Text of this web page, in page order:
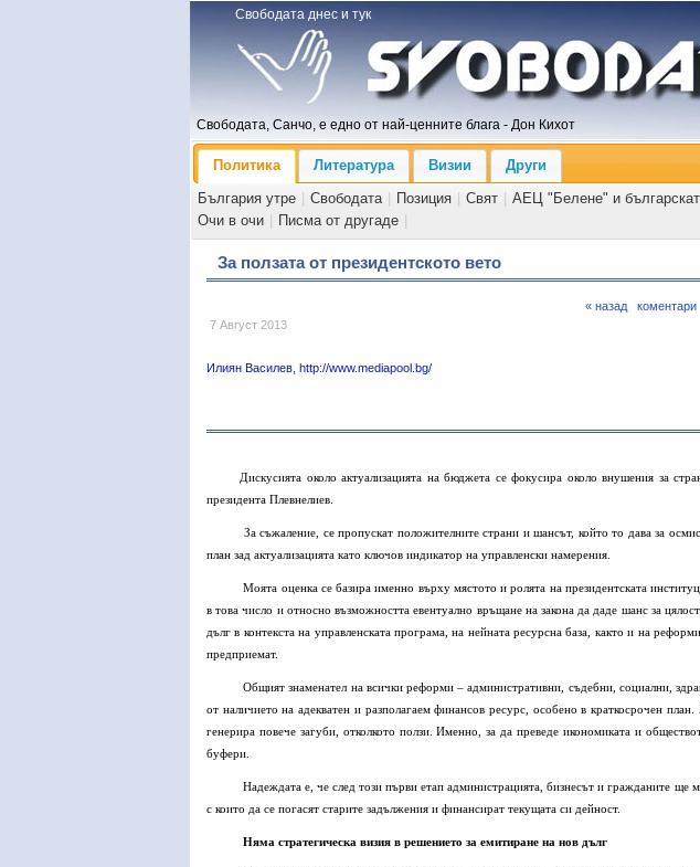
Свободата днес и тук
Свободата, Санчо, е едно от най-ценните блага - Дон Кихот
Политика Литература Визии
Други
България утре
Свободата Позиция Свят АЕЦ "Белене" и
Очи в очи
Писма от другаде
За ползата от президентското вето
7 Август 2013
« назад коментари
Илиян Василев, http://www.mediapool.bg/
Дискусията около актуализацията на бюджета се фокусира около внушения за
президента Плевнелиев.
За съжаление, се пропускат положителните страни и шансът, който то дава за
план зад актуализацията като ключов индикатор на управленски намерения.
Моята оценка се базира именно върху мястото и ролята на президентската
в това число и относно възможността евентуално връщане на закона да даде шанс за
дълг в контекста на управленската програма, на нейната ресурсна база, както и на
предприемат.
Общият знаменател на всички реформи – административни, съдебни, социални,
от наличието на адекватен и разполагаем финансов ресурс, особено в краткосрочен
генерира повече загуби, отколкото ползи. Именно, за да преведе икономиката и
буфери.
Надеждата е, че след този първи етап администрацията, бизнесът и гражданите ще
с които да се погасят старите задължения и финансират текущата си дейност.
Няма стратегическа визия в решението за емитиране на нов дълг